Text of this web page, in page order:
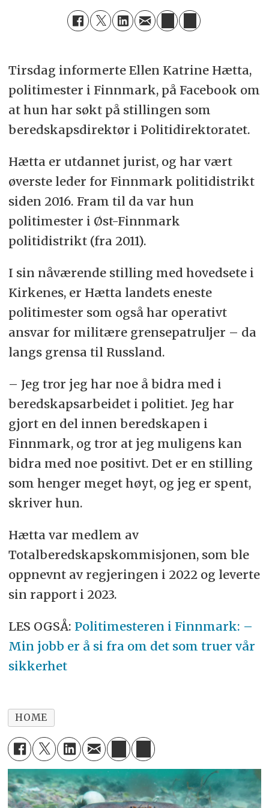
Tirsdag informerte Ellen Katrine Hætta,
politimester i Finnmark, på Facebook om
at hun har søkt på stillingen som
beredskapsdirektør i Politidirektoratet.
Hætta er utdannet jurist, og har vært
øverste leder for Finnmark politidistrikt
siden 2016. Fram til da var hun
politimester i Øst-Finnmark
politidistrikt (fra 2011).
I sin nåværende stilling med hovedsete i
Kirkenes, er Hætta landets eneste
politimester som også har operativt
ansvar for militære grensepatruljer – da
langs grensa til Russland.
– Jeg tror jeg har noe å bidra med i
beredskapsarbeidet i politiet. Jeg har
gjort en del innen beredskapen i
Finnmark, og tror at jeg muligens kan
bidra med noe positivt. Det er en stilling
som henger meget høyt, og jeg er spent,
skriver hun.
Hætta var medlem av
Totalberedskapskommisjonen, som ble
oppnevnt av regjeringen i 2022 og leverte
sin rapport i 2023.
LES OGSÅ: Politimesteren i Finnmark: –
Min jobb er å si fra om det som truer vår
sikkerhet
HOME